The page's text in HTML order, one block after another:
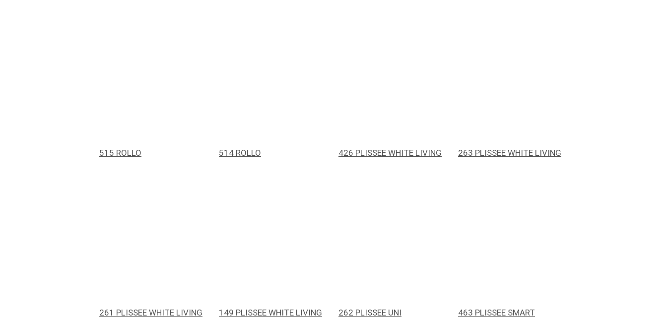
515 ROLLO 514 ROLLO 426 PLISSEE WHITE LIVING 263 PLISSEE WHITE LIVING
261 PLISSEE WHITE LIVING 149 PLISSEE WHITE LIVING 262 PLISSEE UNI
463 PLISSEE SMART